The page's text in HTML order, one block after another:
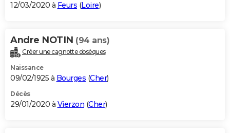
12/03/2020 à Feurs (Loire)
Andre NOTIN (94 ans)
Créer une cagnotte obsèques
Naissance
09/02/1925 à Bourges (Cher)
Décès
29/01/2020 à Vierzon (Cher)